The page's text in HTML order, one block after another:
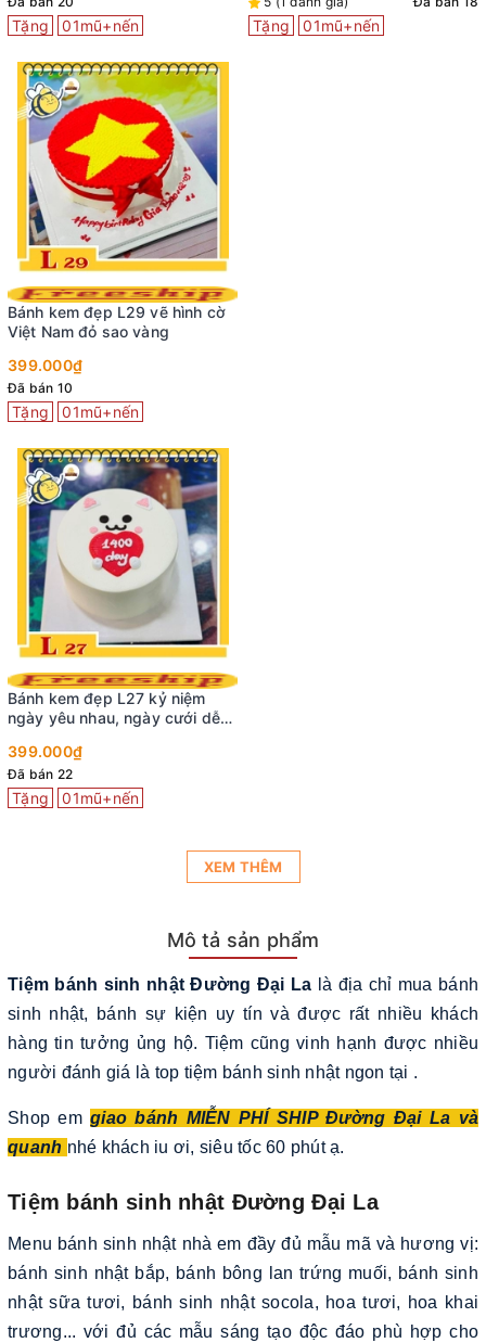
Tặng 01mũ+nến
Bánh kem đẹp L29 vẽ hình cờ
Việt Nam đỏ sao vàng
399.000₫
Đã bán 10
Tặng 01mũ+nến
Bánh kem đẹp L27 kỷ niệm
ngày yêu nhau, ngày cưới dễ
399.000₫
Đã bán 22
Tặng 01mũ+nến
Tặng 01mũ+nến
XEM THÊM
Mô tả sản phẩm
Tiệm bánh sinh nhật Đường Đại La là địa chỉ mua bánh
sinh nhật, bánh sự kiện uy tín và được rất nhiều khách
hàng tin tưởng ủng hộ. Tiệm cũng vinh hạnh được nhiều
người đánh giá là top tiệm bánh sinh nhật ngon tại .
Shop emgiao bánh MIỄN PHÍ SHIP Đường Đại La và
quanh nhé khách iu ơi, siêu tốc 60 phút ạ.
Tiệm bánh sinh nhật Đường Đại La
Menu bánh sinh nhật nhà em đầy đủ mẫu mã và hương vị:
bánh sinh nhật bắp, bánh bông lan trứng muối, bánh sinh
nhật sữa tươi, bánh sinh nhật socola, hoa tươi, hoa khai
trương... với đủ các mẫu sáng tạo độc đáo phù hợp cho